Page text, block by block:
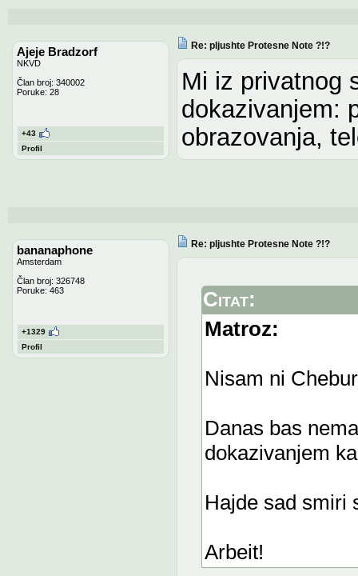
Ajeje Bradzorf
NKVD
Član broj: 340002
Poruke: 28
+43
Profil
Re: pljushte Protesne Note ?!?
Mi iz privatnog
dokazivanjem:
obrazovanja,
bananaphone
Amsterdam
Član broj: 326748
Poruke: 463
+1329
Profil
Re: pljushte Protesne Note ?!?
Citat:
Matroz:
Nisam ni
Danas bas
dokazivanjem
Hajde sad smiri
Arbeit!